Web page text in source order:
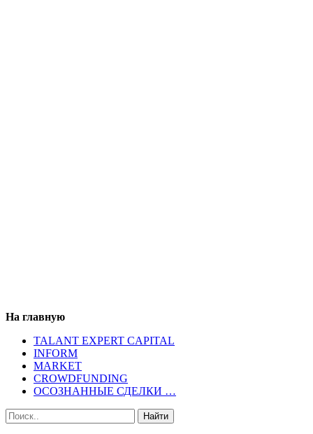
На главную
TALANT EXPERT CAPITAL
INFORM
MARKET
CROWDFUNDING
ОСОЗНАННЫЕ СДЕЛКИ …